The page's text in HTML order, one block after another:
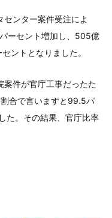
ンター案件受注によ
ーセント増加し、505億
ントとなりました。
案件が官庁工事だったた
合で言いますと99.5パ
た。その結果、官庁比率